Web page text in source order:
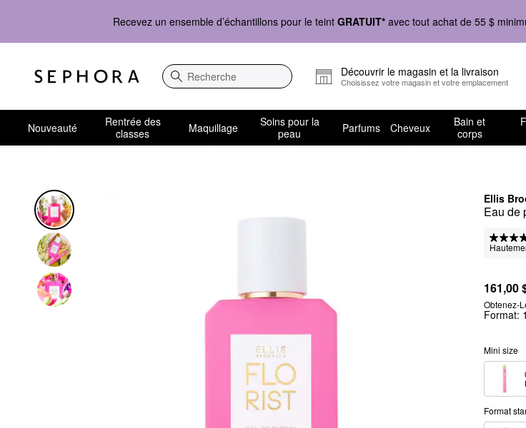
Recevez un ensemble d’échantillons pour le teint GRATUIT* avec tout achat de 55 $
Recherche
Découvrir le magasin et la livraison
Choisissez votre magasin et votre emplacement
Nouveauté
Rentrée des
classes
Maquillage
Soins pour la
peau
Parfums Cheveux
Bain et
corps
Ellis
Eau de
161,00
Obtenez-
Format:
Mini size
Format